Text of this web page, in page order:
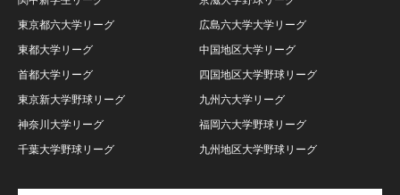
東京都六大学リーグ
東都大学リーグ
首都大学リーグ
東京新大学野球リーグ
神奈川大学リーグ
千葉大学野球リーグ
広島六大学大学リーグ
中国地区大学リーグ
四国地区大学野球リーグ
九州六大学リーグ
福岡六大学野球リーグ
九州地区大学野球リーグ